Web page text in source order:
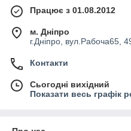
Працює з 01.08.2012
м. Дніпро
г.Дніпро, вул.Рабоча65,
Контакти
Сьогодні вихідний
Показати весь графік